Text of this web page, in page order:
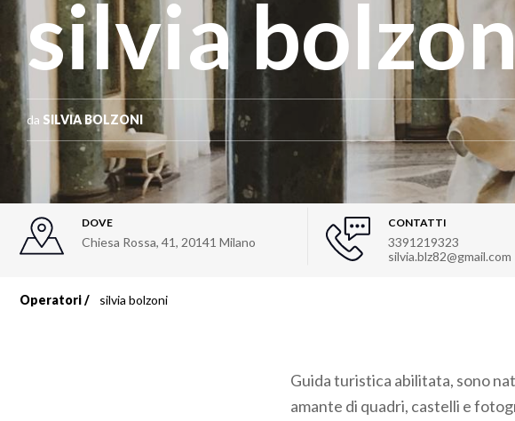
silvia
da SILVIA BOLZONI
DOVE
Chiesa Rossa, 41, 20141 Milano
CONTATTI
3391219323
silvia.blz82@gmail.com
Briciole
Operatori silvia bolzoni
Guida turistica abilitata, sono
amante di quadri, castelli e